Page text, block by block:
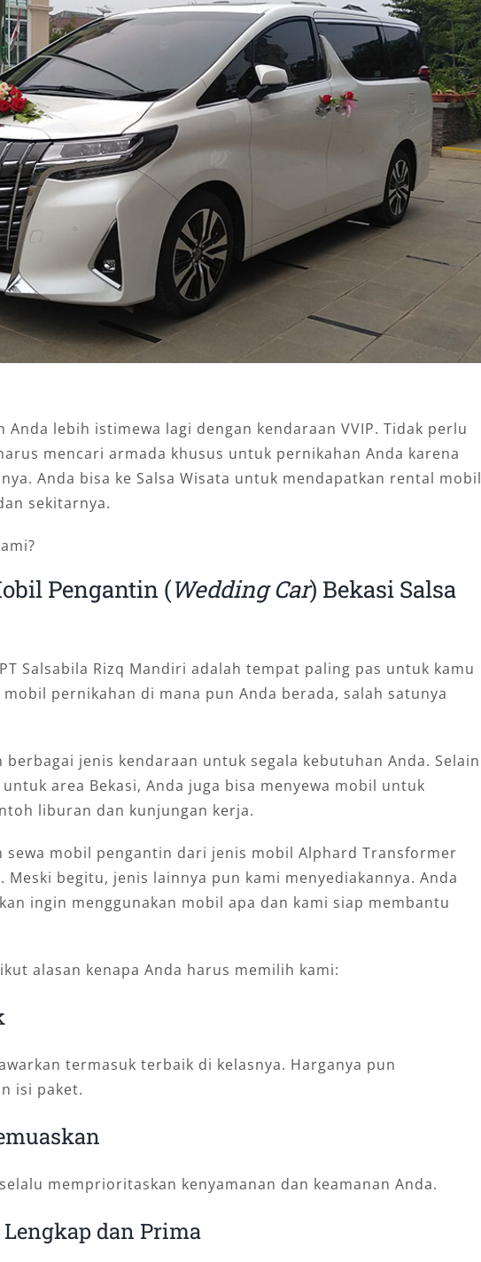
Anda lebih istimewa lagi dengan kendaraan VVIP. Tidak perlu
mencari armada khusus untuk pernikahan Anda karena
Anda bisa ke Salsa Wisata untuk mendapatkan rental mobil
sekitarnya.
Pengantin (Wedding Car) Bekasi Salsa
Salsabila Rizq Mandiri adalah tempat paling pas untuk kamu
mobil pernikahan di mana pun Anda berada, salah satunya
berbagai jenis kendaraan untuk segala kebutuhan Anda. Selain
untuk area Bekasi, Anda juga bisa menyewa mobil untuk
liburan dan kunjungan kerja.
sewa mobil pengantin dari jenis mobil Alphard Transformer
Meski begitu, jenis lainnya pun kami menyediakannya. Anda
ingin menggunakan mobil apa dan kami siap membantu
alasan kenapa Anda harus memilih kami:
termasuk terbaik di kelasnya. Harganya pun
isi paket.
memprioritaskan kenyamanan dan keamanan Anda.
dan Prima